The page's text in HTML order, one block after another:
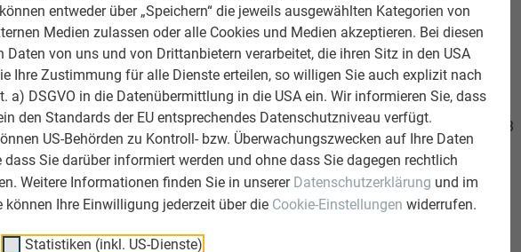
entweder über „Speichern“ die jeweils ausgewählten Kategorien von
Medien zulassen oder alle Cookies und Medien akzeptieren. Bei diesen
Daten von uns und von Drittanbietern verarbeitet, die ihren Sitz in den USA
Ihre Zustimmung für alle Dienste erteilen, so willigen Sie auch explizit nach
a) DSGVO in die Datenübermittlung in die USA ein. Wir informieren Sie, dass
den Standards der EU entsprechendes Datenschutzniveau verfügt.
US-Behörden zu Kontroll- bzw. Überwachungszwecken auf Ihre Daten
dass Sie darüber informiert werden und ohne dass Sie dagegen rechtlich
Weitere Informationen finden Sie in unserer Datenschutzerklärung und im
können Ihre Einwilligung jederzeit über die Cookie-Einstellungen widerrufen.
Statistiken (inkl. US-Dienste)
Farbe wie die Platten“. Insgesamt kamen die PREFA Aluminium-
600 m² Fassade zum Einsatz.
flexible Verbundplatten für modernes Gestalten.
dicken einbrennlackierten Aluminiumblechen bestehende Sandwichelement mit 3
für eine Vielzahl an Einsatzbereichen bestens geeignet. Ob Innenausbau oder